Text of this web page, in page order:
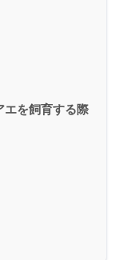
エを飼育する際